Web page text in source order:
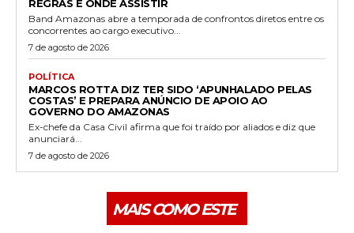
REGRAS E ONDE ASSISTIR
Band Amazonas abre a temporada de confrontos diretos entre os
concorrentes ao cargo executivo...
7 de agosto de 2026
POLÍTICA
MARCOS ROTTA DIZ TER SIDO ‘APUNHALADO PELAS
COSTAS’ E PREPARA ANÚNCIO DE APOIO AO
GOVERNO DO AMAZONAS
Ex-chefe da Casa Civil afirma que foi traído por aliados e diz que
anunciará...
7 de agosto de 2026
MAIS COMO ESTE